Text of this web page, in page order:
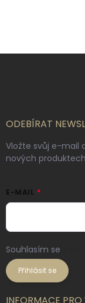
ODEBÍRAT
Vložte svůj e-mail
nových
E-MAIL
Souhlasím se
Přihlásit se
INFORMACE PRO